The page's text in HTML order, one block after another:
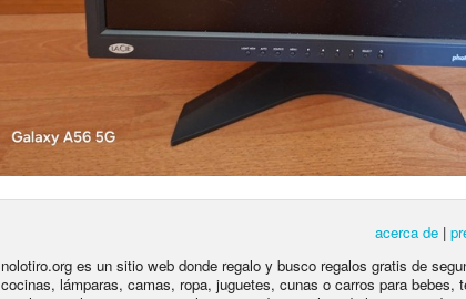
acerca de |
nolotiro.org es un sitio web donde regalo y busco regalos gratis de
cocinas, lámparas, camas, ropa, juguetes, cunas o carros para